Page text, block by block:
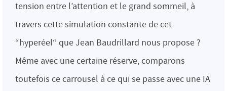
tension entre l’attention et le grand sommeil, à
travers cette simulation constante de cet
“hyperéel“ que Jean Baudrillard nous propose ?
Même avec une certaine réserve, comparons
toutefois ce carrousel à ce qui se passe avec une IA